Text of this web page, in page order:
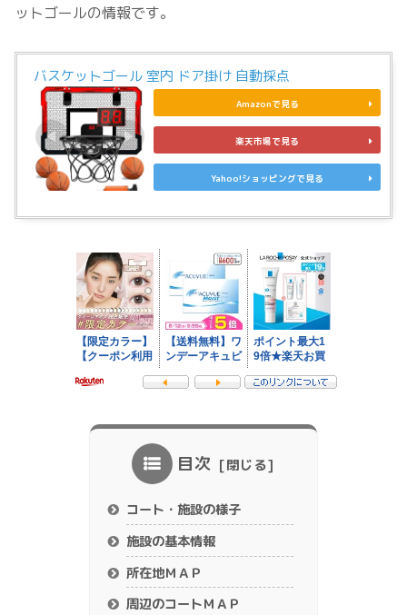
ットゴールの情報です。
バスケットゴール 室内 ドア掛け 自動採点
Amazonで見る
楽天市場で見る
Yahoo!ショッピングで見る
目次
コート・施設の様子
施設の基本情報
所在地ＭＡＰ
周辺のコートＭＡＰ